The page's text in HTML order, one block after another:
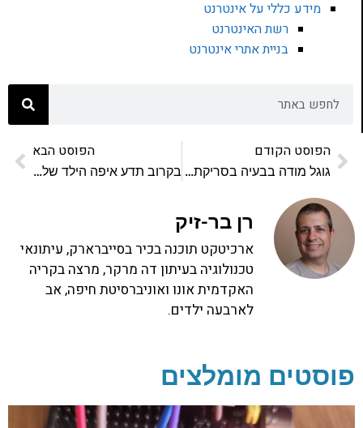
מידע כללי על אינטרנט
רשת האינטרנט
בניית אתרי אינטרנט
הפוסט הקודם
גוגל מודה בבעיה בסריקת הרשת העמוקה
הפוסט הבא
בקרוב תדע איפה הילד שלך נמצא בעזרת גוגל
רן בר-זיק
ארכיטקט תוכנה בכיר בסייברארק, עיתונאי
טכנולוגיה בעיתון דה מרקר, מרצה בקריה
האקדמית אונו ואוניברסיטת חיפה, אב
לארבעה ילדים.
פוסטים מומלצים